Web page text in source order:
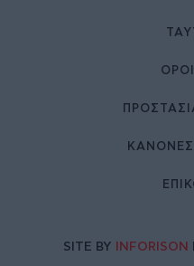
SITE BY INFORISON